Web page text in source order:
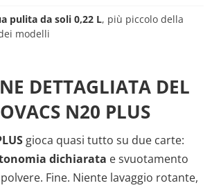
pulita da soli 0,22 L, più piccolo della
modelli
DETTAGLIATA DEL
N20 PLUS
gioca quasi tutto su due carte:
dichiarata e svuotamento
Fine. Niente lavaggio rotante,